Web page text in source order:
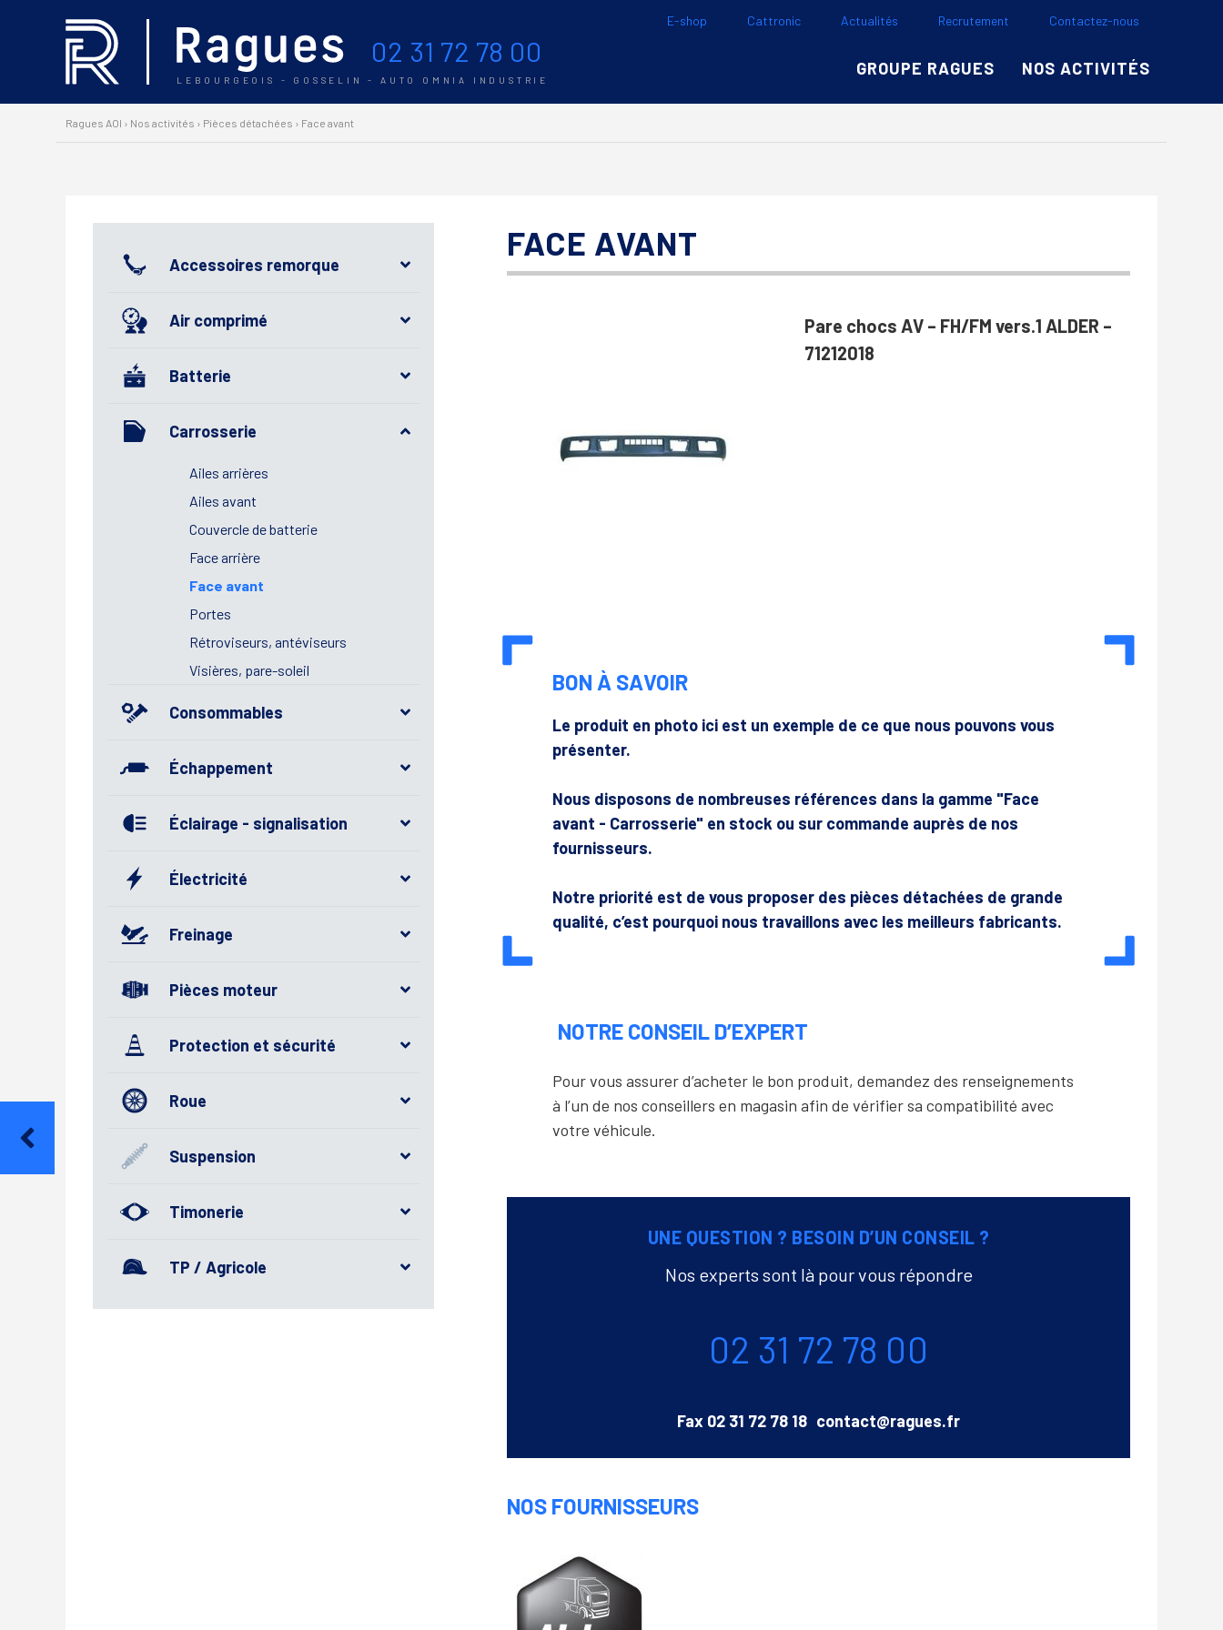
02 31 72 78 00
LEBOURGEOIS - GOSSELIN - AUTO OMNIA INDUSTRIE
E-shop Cattronic Actualités Recrutement Contactez-nous
GROUPE RAGUES NOS ACTIVITÉS
Ragues AOI › Nos activités › Pièces détachées › Face avant
Accessoires remorque
Air comprimé
Batterie
Carrosserie
Ailes arrières
Ailes avant
Couvercle de batterie
Face arrière
Face avant
Portes
Rétroviseurs, antéviseurs
Visières, pare-soleil
Consommables
Échappement
Éclairage - signalisation
Électricité
Freinage
Pièces moteur
Protection et sécurité
Roue
Suspension
Timonerie
TP / Agricole
FACE AVANT
Pare chocs AV – FH/FM vers.1 ALDER –
71212018
BON À SAVOIR
Le produit en photo ici est un exemple de ce que nous pouvons vous
présenter.
Nous disposons de nombreuses références dans la gamme "Face
avant - Carrosserie" en stock ou sur commande auprès de nos
fournisseurs.
Notre priorité est de vous proposer des pièces détachées de grande
qualité, c’est pourquoi nous travaillons avec les meilleurs fabricants.
NOTRE CONSEIL D’EXPERT
Pour vous assurer d’acheter le bon produit, demandez des renseignements
à l’un de nos conseillers en magasin afin de vérifier sa compatibilité avec
votre véhicule.
UNE QUESTION ? BESOIN D’UN CONSEIL ?
Nos experts sont là pour vous répondre
02 31 72 78 00
Fax 02 31 72 78 18 Email
contact@ragues.fr
NOS FOURNISSEURS
Alder